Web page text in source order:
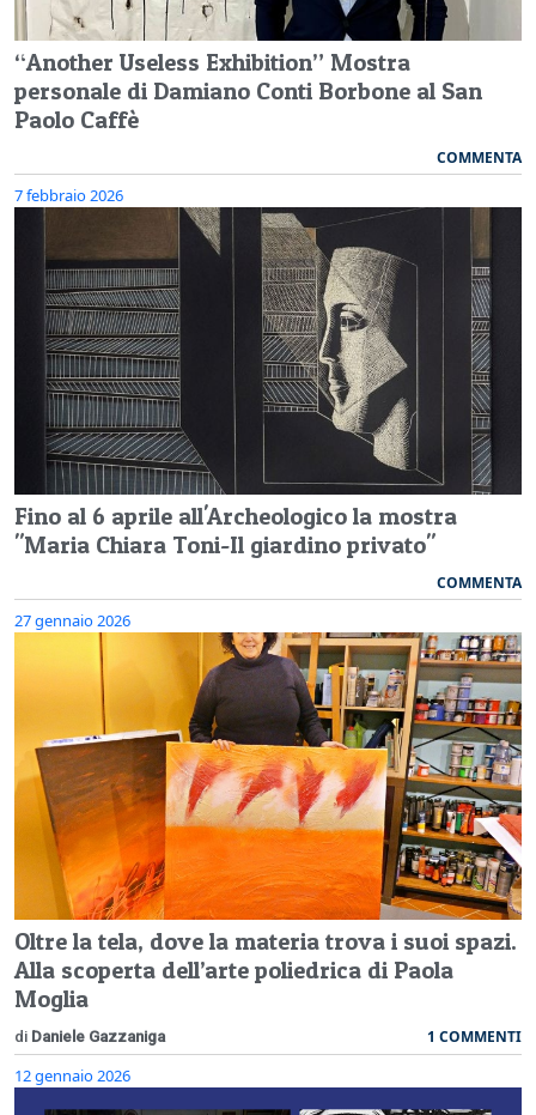
“Another Useless Exhibition” Mostra
personale di Damiano Conti Borbone al San
Paolo Caffè
COMMENTA
7 febbraio 2026
Fino al 6 aprile all'Archeologico la mostra
"Maria Chiara Toni-Il giardino privato"
COMMENTA
27 gennaio 2026
Oltre la tela, dove la materia trova i suoi spazi.
Alla scoperta dell’arte poliedrica di Paola
Moglia
di Daniele Gazzaniga 1 COMMENTI
12 gennaio 2026